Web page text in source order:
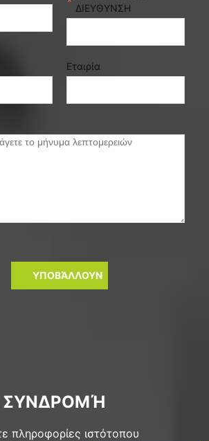
ΔΙΕΥΘΥΝΣΗ
Εταιρία
ΥΠΟΒΆΛΛΟΥΝ
ΣΥΝΔΡΟΜΉ
πληροφορίες ιστότοπου